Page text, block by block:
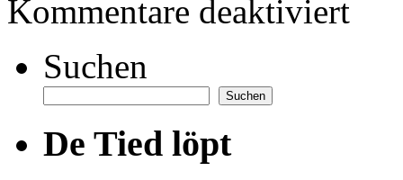
Kommentare deaktiviert
Suchen
Suchen
De Tied löpt